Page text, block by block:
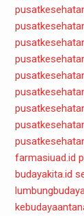
farmasiuad.id
budayakita.id